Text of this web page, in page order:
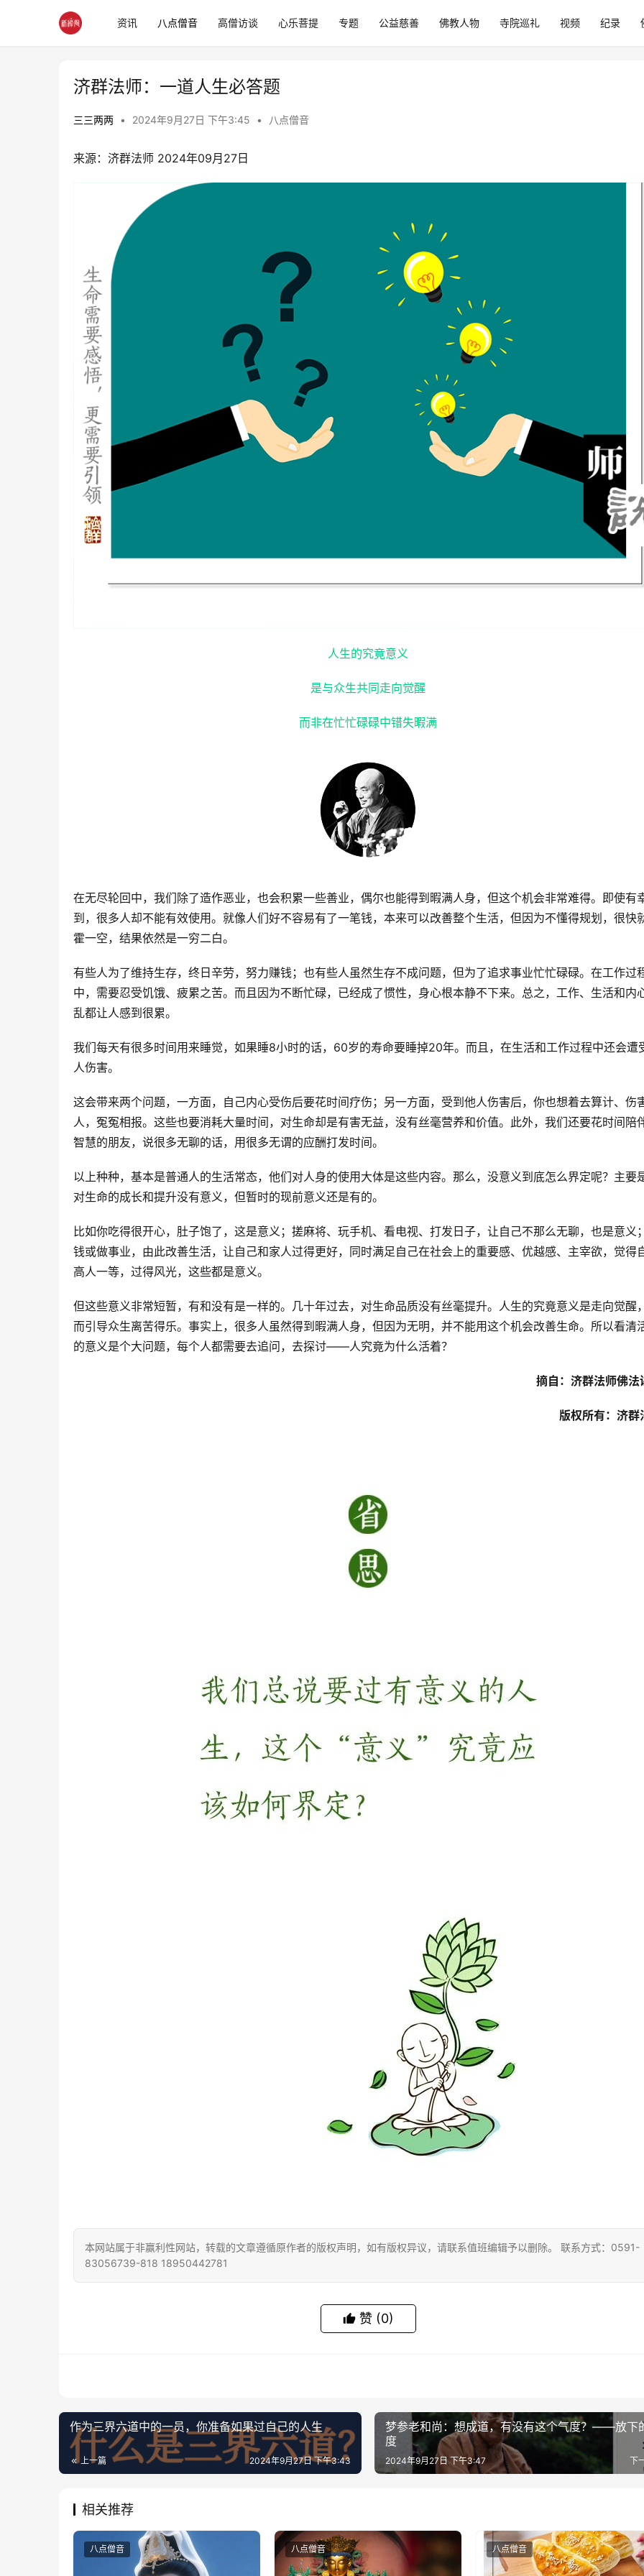
资讯 八点僧音 高僧访谈 心乐菩提 专题 公益慈善 佛教人物 寺院巡礼 视频 纪录
济群法师：一道人生必答题
三三两两 • 2024年9月27日 下午3:45 • 八点僧音
来源：济群法师 2024年09月27日
人生的究竟意义
是与众生共同走向觉醒
而非在忙忙碌碌中错失暇满
在无尽轮回中，我们除了造作恶业，也会积累一些善业，偶尔也能得到暇满人身，但这个机会非常难得。即使有
到，很多人却不能有效使用。就像人们好不容易有了一笔钱，本来可以改善整个生活，但因为不懂得规划，很快
霍一空，结果依然是一穷二白。
有些人为了维持生存，终日辛劳，努力赚钱；也有些人虽然生存不成问题，但为了追求事业忙忙碌碌。在工作过
中，需要忍受饥饿、疲累之苦。而且因为不断忙碌，已经成了惯性，身心根本静不下来。总之，工作、生活和内
乱都让人感到很累。
我们每天有很多时间用来睡觉，如果睡8小时的话，60岁的寿命要睡掉20年。而且，在生活和工作过程中还会遭
人伤害。
这会带来两个问题，一方面，自己内心受伤后要花时间疗伤；另一方面，受到他人伤害后，你也想着去算计、伤
人，冤冤相报。这些也要消耗大量时间，对生命却是有害无益，没有丝毫营养和价值。此外，我们还要花时间陪
智慧的朋友，说很多无聊的话，用很多无谓的应酬打发时间。
以上种种，基本是普通人的生活常态，他们对人身的使用大体是这些内容。那么，没意义到底怎么界定呢？主要
对生命的成长和提升没有意义，但暂时的现前意义还是有的。
比如你吃得很开心，肚子饱了，这是意义；搓麻将、玩手机、看电视、打发日子，让自己不那么无聊，也是意义
钱或做事业，由此改善生活，让自己和家人过得更好，同时满足自己在社会上的重要感、优越感、主宰欲，觉得
高人一等，过得风光，这些都是意义。
但这些意义非常短暂，有和没有是一样的。几十年过去，对生命品质没有丝毫提升。人生的究竟意义是走向觉醒
而引导众生离苦得乐。事实上，很多人虽然得到暇满人身，但因为无明，并不能用这个机会改善生命。所以看清
的意义是个大问题，每个人都需要去追问，去探讨——人究竟为什么活着？
摘自：济群法师佛法
版权所有：济群
本网站属于非赢利性网站，转载的文章遵循原作者的版权声明，如有版权异议，请联系值班编辑予以删除。 联系方式：0591-
83056739-818 18950442781
赞 (0)
作为三界六道中的一员，你准备如果过自己的人生
上一篇 2024年9月27日 下午3:43
梦参老和尚：想成道，有没有这个气度？——放下
度
下
2024年9月27日 下午3:47
相关推荐
八点僧音 八点僧音 八点僧音